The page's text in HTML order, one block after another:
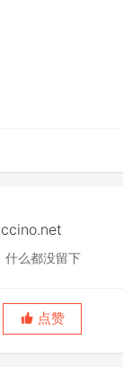
什么都没留下
点赞